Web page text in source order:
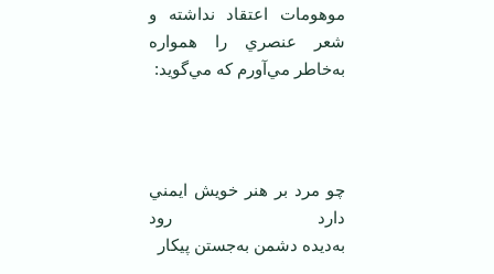
موهومات‌ اعتقاد نداشته‌ و
شعر عنصري‌ را همواره‌
به‌خاطر مي‌آورم‌ كه‌ مي‌گويد:
چو مرد بر هنر خويش‌ ايمني‌
دارد رود
به‌ديده‌ دشمن‌ به‌جستن‌ پيكار